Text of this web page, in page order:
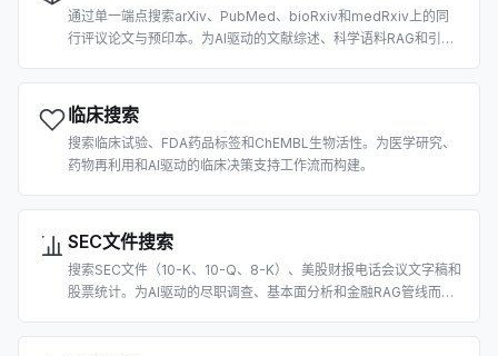
通过单一端点搜索arXiv、PubMed、bioRxiv和medRxiv上的同
行评议论文与预印本。为AI驱动的文献综述、科学语料RAG和引用
临床搜索
搜索临床试验、FDA药品标签和ChEMBL生物活性。为医学研究、
药物再利用和AI驱动的临床决策支持工作流而构建。
SEC文件搜索
搜索SEC文件（10-K、10-Q、8-K）、美股财报电话会议文字稿和
股票统计。为AI驱动的尽职调查、基本面分析和金融RAG管线而构